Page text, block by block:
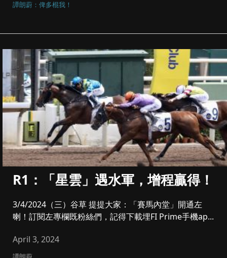
譚朗蔚：俾多棍我！
R1：「星雲」遇水軍，增程贏得！
3/4/2024（三）谷草 提提大家：「賽馬內堂」開通左
喇！訂閱左專欄既粉絲們，記得下載埋FI Prime手機ap...
April 3, 2024